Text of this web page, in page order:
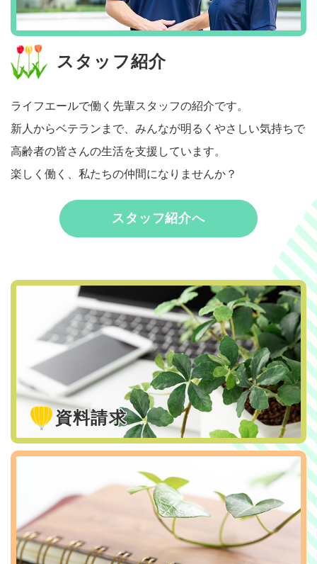
スタッフ紹介
ライフエールで働く先輩スタッフの紹介です。
新人からベテランまで、みんなが明るくやさしい気持ちで
高齢者の皆さんの生活を支援しています。
楽しく働く、私たちの仲間になりませんか？
スタッフ紹介へ
資料請求